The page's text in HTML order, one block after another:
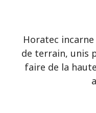
Horatec
de terrain, unis
faire de la